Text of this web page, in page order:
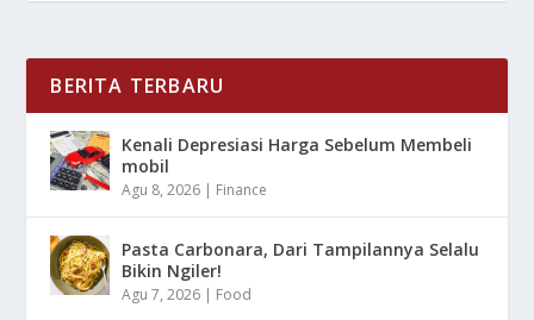
BERITA TERBARU
Kenali Depresiasi Harga Sebelum Membeli
mobil
Agu 8, 2026 | Finance
Pasta Carbonara, Dari Tampilannya Selalu
Bikin Ngiler!
Agu 7, 2026 | Food